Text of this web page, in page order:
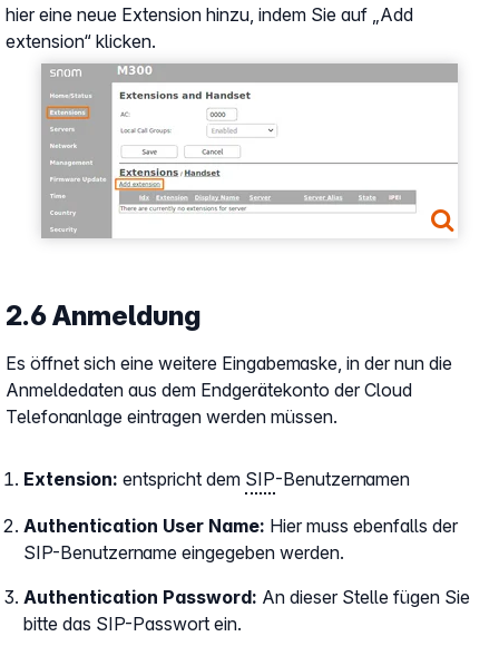
Show larger version
hier eine neue Extension hinzu, indem Sie auf „Add
extension“ klicken.
2.6 Anmeldung
Es öffnet sich eine weitere Eingabemaske, in der nun die
Anmeldedaten aus dem Endgerätekonto der Cloud
Telefonanlage eintragen werden müssen.
Extension: entspricht dem SIP-Benutzernamen
Authentication User Name: Hier muss ebenfalls der
SIP-Benutzername eingegeben werden.
Authentication Password: An dieser Stelle fügen Sie
bitte das SIP-Passwort ein.